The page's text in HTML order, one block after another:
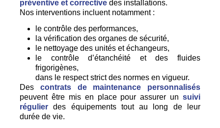
préventive et corrective des installations.
Nos interventions incluent notamment :
le contrôle des performances,
la vérification des organes de sécurité,
le nettoyage des unités et échangeurs,
le contrôle d’étanchéité et des fluides
frigorigènes,
dans le respect strict des normes en vigueur.
Des contrats de maintenance personnalisés
peuvent être mis en place pour assurer un suivi
régulier des équipements tout au long de leur
durée de vie.